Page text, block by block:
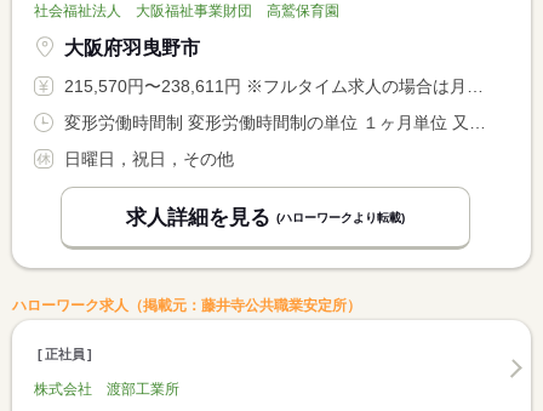
社会福祉法人 大阪福祉事業財団 高鷲保育園
大阪府羽曳野市
215,570円〜238,611円 ※フルタイム求人の場合は月額（換算額）、パート求人の場合は時間額を表示しています。
日曜日，祝日，その他
求人詳細を見る (ハローワークより転載)
ハローワーク求人（掲載元：藤井寺公共職業安定所）
正社員
株式会社 渡部工業所